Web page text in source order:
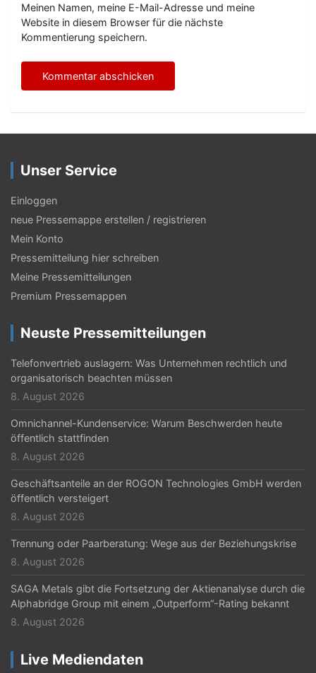
Meinen Namen, meine E-Mail-Adresse und meine
Website in diesem Browser für die nächste
Kommentierung speichern.
Unser Service
Einloggen
neue Pressemappe erstellen / registrieren
Mein Konto
Pressemitteilung hier schreiben
Meine Pressemitteilungen
Premium Pressemappen
Neuste Pressemitteilungen
Telefonvertrieb auslagern: Was Unternehmen rechtlich und
organisatorisch beachten müssen
8. August 2026
Omnichannel-Kundenservice: Warum Beschwerden heute
öffentlich stattfinden
8. August 2026
Geschäftsanteile an der ROGON Technologies GmbH werden
öffentlich versteigert
8. August 2026
Trennung oder Paarberatung: Wege aus der Beziehungskrise
8. August 2026
SAGA Metals gibt die Fortsetzung der Aktienanalyse durch die
Alphabridge Group mit einem „Outperform“-Rating bekannt
8. August 2026
Live Mediendaten